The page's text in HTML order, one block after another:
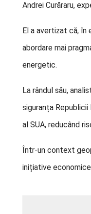
Andrei Curăraru,
El a avertizat că, în
abordare mai
energetic.
La rândul său,
siguranța
al SUA, reducând
Într-un context
inițiative